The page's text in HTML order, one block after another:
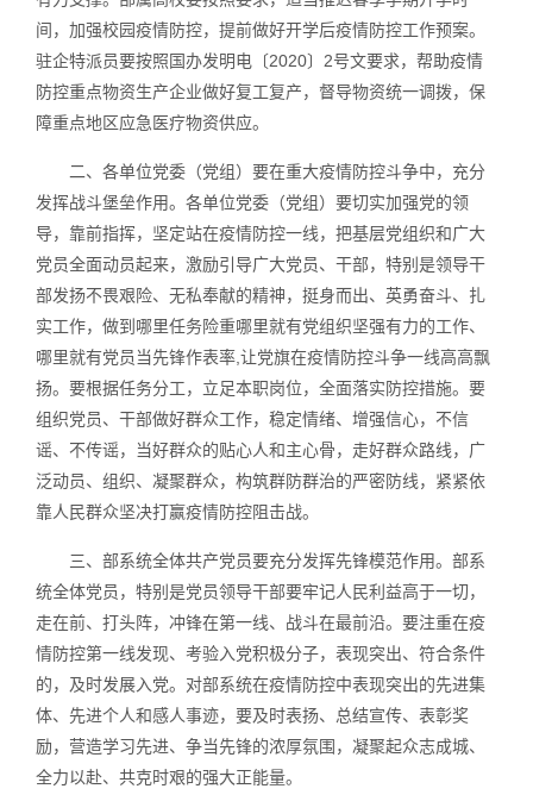
间，加强校园疫情防控，提前做好开学后疫情防控工作预案。
驻企特派员要按照国办发明电〔2020〕2号文要求，帮助疫情
防控重点物资生产企业做好复工复产，督导物资统一调拨，保
障重点地区应急医疗物资供应。
二、各单位党委（党组）要在重大疫情防控斗争中，充分
发挥战斗堡垒作用。各单位党委（党组）要切实加强党的领
导，靠前指挥，坚定站在疫情防控一线，把基层党组织和广大
党员全面动员起来，激励引导广大党员、干部，特别是领导干
部发扬不畏艰险、无私奉献的精神，挺身而出、英勇奋斗、扎
实工作，做到哪里任务险重哪里就有党组织坚强有力的工作、
哪里就有党员当先锋作表率,让党旗在疫情防控斗争一线高高飘
扬。要根据任务分工，立足本职岗位，全面落实防控措施。要
组织党员、干部做好群众工作，稳定情绪、增强信心，不信
谣、不传谣，当好群众的贴心人和主心骨，走好群众路线，广
泛动员、组织、凝聚群众，构筑群防群治的严密防线，紧紧依
靠人民群众坚决打赢疫情防控阻击战。
三、部系统全体共产党员要充分发挥先锋模范作用。部系
统全体党员，特别是党员领导干部要牢记人民利益高于一切，
走在前、打头阵，冲锋在第一线、战斗在最前沿。要注重在疫
情防控第一线发现、考验入党积极分子，表现突出、符合条件
的，及时发展入党。对部系统在疫情防控中表现突出的先进集
体、先进个人和感人事迹，要及时表扬、总结宣传、表彰奖
励，营造学习先进、争当先锋的浓厚氛围，凝聚起众志成城、
全力以赴、共克时艰的强大正能量。